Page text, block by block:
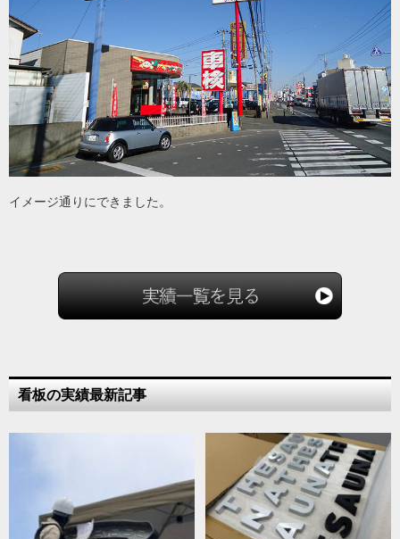
イメージ通りにできました。
看板の実績最新記事